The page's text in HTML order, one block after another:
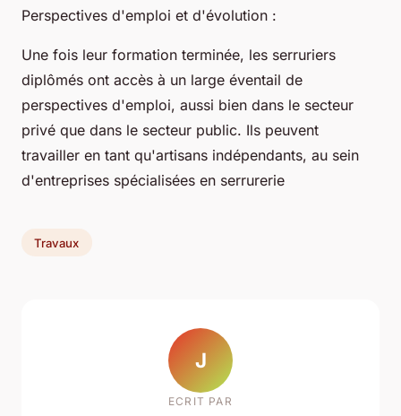
Perspectives d'emploi et d'évolution :
Une fois leur formation terminée, les serruriers
diplômés ont accès à un large éventail de
perspectives d'emploi, aussi bien dans le secteur
privé que dans le secteur public. Ils peuvent
travailler en tant qu'artisans indépendants, au sein
d'entreprises spécialisées en serrurerie
Travaux
J
ECRIT PAR